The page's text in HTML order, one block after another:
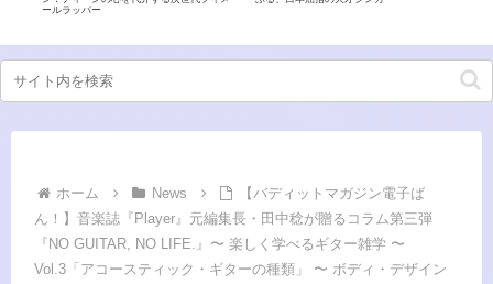
ールラッパー
ホーム News
【バディットマガジン電子ば
ん！】音楽誌『Player』元編集長・田中稔が贈るコラム第三弾
『NO GUITAR, NO LIFE.』〜 楽しく学べるギター雑学 〜
Vol.3「アコースティック・ギターの種類」 〜 ボディ・デザイン